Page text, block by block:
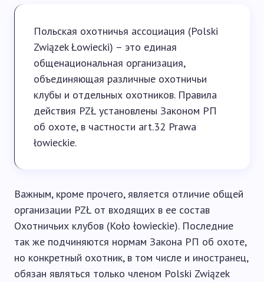
Польская охотничья ассоциация (Polski
Związek Łowiecki) – это единая
общенациональная организация,
объединяющая различные охотничьи
клубы и отдельных охотников. Правила
действия PZŁ установлены Законом РП
об охоте, в частности art.32 Prawa
łowieckie.
Важным, кроме прочего, является отличие общей
организации PZŁ от входящих в ее состав
Охотничьих клубов (Koło łowieckie). Последние
так же подчиняются нормам Закона РП об охоте,
но конкретный охотник, в том числе и иностранец,
обязан являться только членом Polski Związek